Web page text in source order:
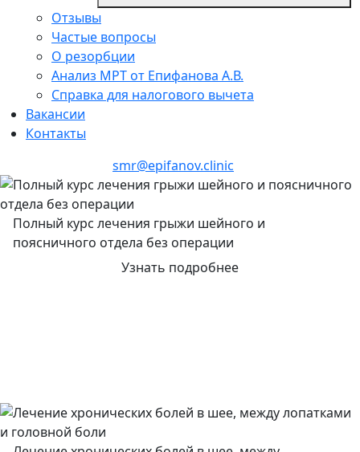
Отзывы
Частые вопросы
О резорбции
Анализ МРТ от Епифанова А.В.
Справка для налогового вычета
Вакансии
Контакты
smr@epifanov.clinic
Полный курс лечения грыжи шейного и
поясничного отдела без операции
Узнать подробнее